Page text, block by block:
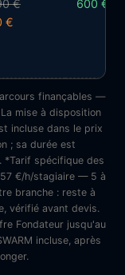
€
€
600 €
finançables —
mise à disposition
incluse dans le prix
; sa durée est
*Tarif spécifique des
€/h/stagiaire — 5 à
branche : reste à
vérifié avant devis.
Fondateur jusqu'au
incluse, après